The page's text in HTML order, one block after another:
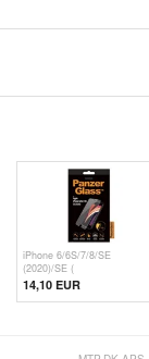
iPhone 6/6S/7/8/SE
(2020)/SE (
14,10 EUR